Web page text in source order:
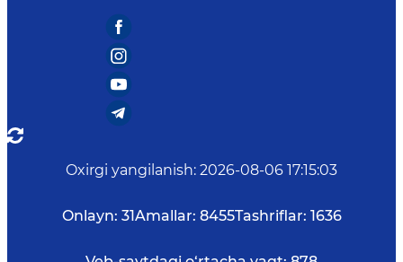
Oxirgi yangilanish: 2026-08-06 17:15:03
Onlayn: 31Amallar: 8455Tashriflar: 1636